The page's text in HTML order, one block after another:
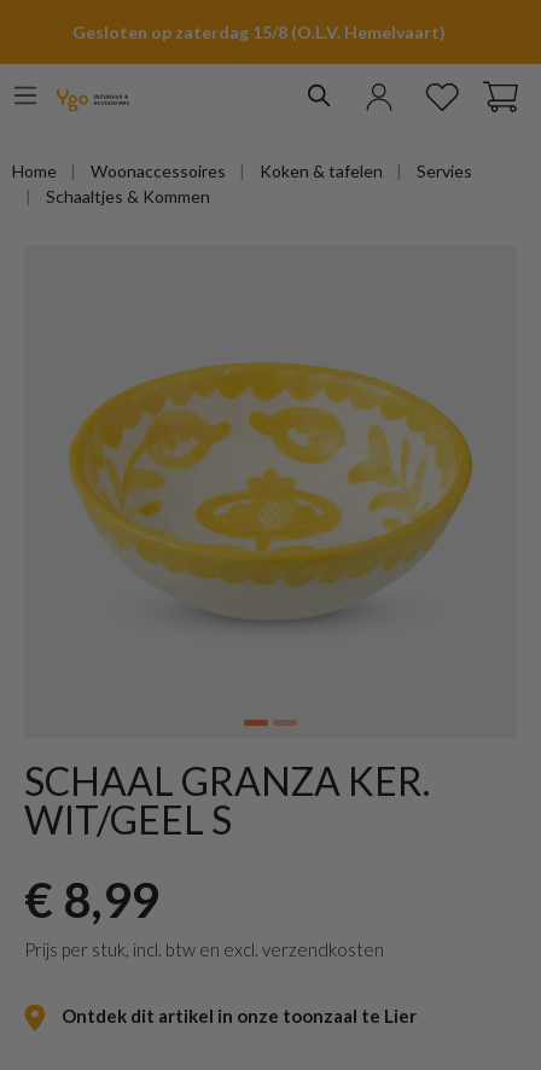
Gesloten op zaterdag 15/8 (O.L.V. Hemelvaart)
Home Woonaccessoires Koken & tafelen
Servies
Schaaltjes & Kommen
SCHAAL GRANZA KER.
WIT/GEEL S
€ 8,99
Prijs per stuk, incl. btw en excl. verzendkosten
Ontdek dit artikel in onze toonzaal te Lier